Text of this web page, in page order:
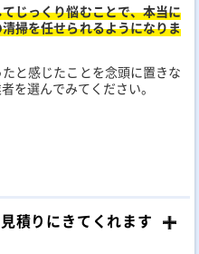
じっくり悩むことで、本当に
掃を任せられるようになりま
と感じたことを念頭に置きな
を選んでみてください。
積りにきてくれます